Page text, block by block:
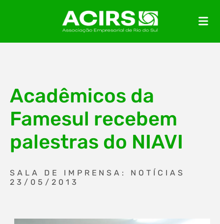
Acadêmicos da
Famesul recebem
palestras do NIAVI
SALA DE IMPRENSA: NOTÍCIAS
23/05/2013